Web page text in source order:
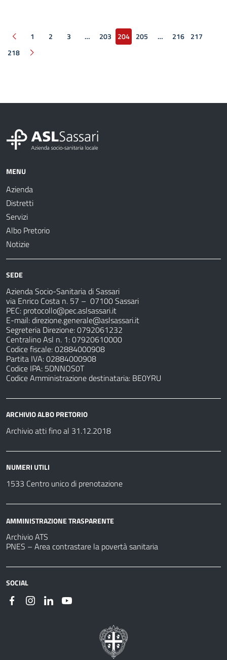
Pagina precedente
1 2 3 … 203 204 205 … 216
217
218
Pagina successiva
MENU
Azienda
Distretti
Servizi
Albo Pretorio
Notizie
SEDE
Azienda Socio-Sanitaria di Sassari
via Enrico Costa n. 57 – 07100 Sassari
PEC: protocollo@pec.aslsassari.it
E-mail:direzione.generale@aslsassari.it
Segreteria Direzione: 0792061232
Centralino Asl n. 1: 07920610000
Codice fiscale: 02884000908
Partita IVA: 02884000908
Codice IPA: 5DNNOS0T
Codice Amministrazione destinataria: BE0YRU
ARCHIVIO ALBO PRETORIO
Archivio atti fino al 31.12.2018
NUMERI UTILI
1533 Centro unico di prenotazione
AMMINISTRAZIONE TRASPARENTE
Archivio ATS
PNES – Area contrastare la povertà sanitaria
SOCIAL